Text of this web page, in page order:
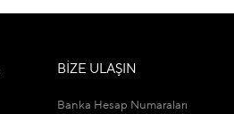
BİZE ULAŞIN
Banka Hesap Numaraları